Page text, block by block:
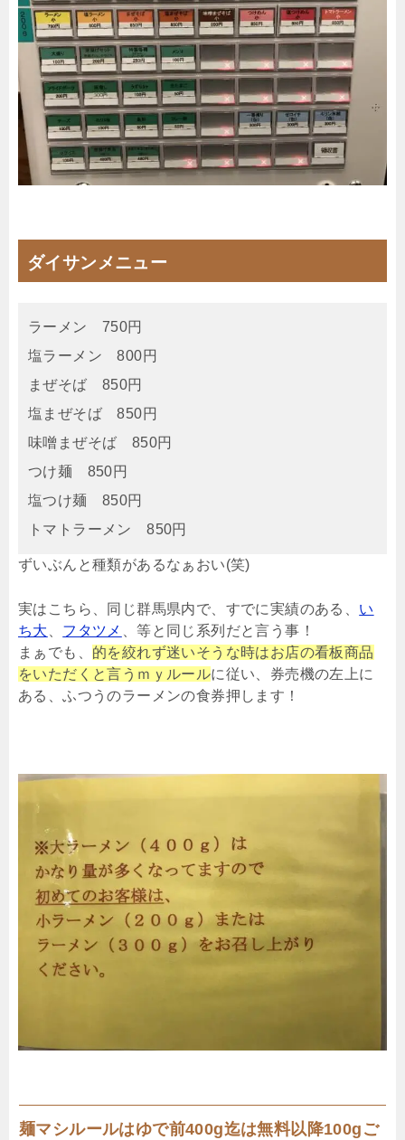
ダイサンメニュー
ラーメン 750円
塩ラーメン 800円
まぜそば 850円
塩まぜそば 850円
味噌まぜそば 850円
つけ麺 850円
塩つけ麺 850円
トマトラーメン 850円
ずいぶんと種類があるなぁおい(笑)
実はこちら、同じ群馬県内で、すでに実績のある、 い
ち大
フタツメ
、等と同じ系列だと言う事！
まぁでも、 的を絞れず迷いそうな時はお店の看板商品
をいただくと言うｍｙルールに従い、券売機の左上に
ある、ふつうのラーメンの食券押します！
麺マシルールはゆで前400g迄は無料以降100gご